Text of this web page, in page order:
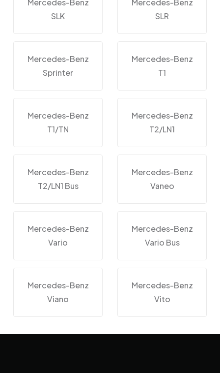
Mercedes-Benz
SLK
Mercedes-Benz
SLR
Mercedes-Benz
Sprinter
Mercedes-Benz
T1
Mercedes-Benz
T1/TN
Mercedes-Benz
T2/LN1
Mercedes-Benz
T2/LN1 Bus
Mercedes-Benz
Vaneo
Mercedes-Benz
Vario
Mercedes-Benz
Vario Bus
Mercedes-Benz
Viano
Mercedes-Benz
Vito